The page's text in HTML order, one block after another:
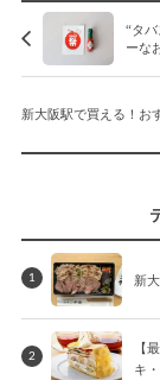
“タ
ーな
新大阪駅で買える！お
1 新
2
【
キ